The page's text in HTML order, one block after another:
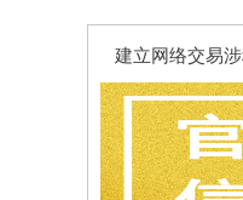
恭喜尚*商标注册核名成功
恭喜尚先生代账2年送一季度代理记账
恭喜郑总公司注册成功
恭喜惠*咨询公司注销成功